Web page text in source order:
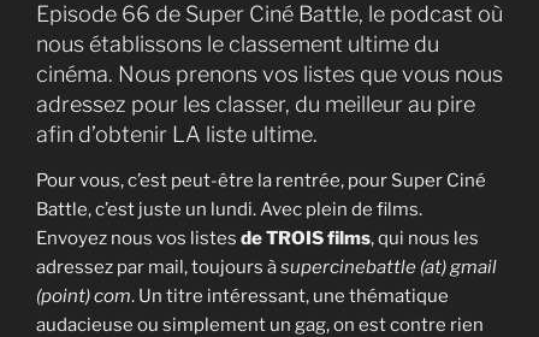
Episode 66 de Super Ciné Battle, le podcast où
nous établissons le classement ultime du
cinéma. Nous prenons vos listes que vous nous
adressez pour les classer, du meilleur au pire
afin d’obtenir LA liste ultime.
Pour vous, c’est peut-être la rentrée, pour Super Ciné
Battle, c’est juste un lundi. Avec plein de films.
Envoyez nous vos listes de TROIS films, qui nous les
adressez par mail, toujours àsupercinebattle (at) gmail
(point) com. Un titre intéressant, une thématique
audacieuse ou simplement un gag, on est contre rien